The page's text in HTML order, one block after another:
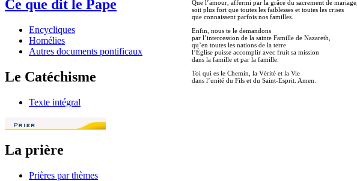
Ce que dit le Pape
Encycliques
Homélies
Autres documents pontificaux
Le Catéchisme
Texte intégral
La prière
Prières par thèmes
Que l’amour, affermi par la grâce du sacrement de mariage,
soit plus fort que toutes les faiblesses et toutes les crises
que connaissent parfois nos familles.
Enfin, nous te le demandons
par l’intercession de la sainte Famille de Nazareth,
qu’en toutes les nations de la terre
l’Église puisse accomplir avec fruit sa mission
dans la famille et par la famille.
Toi qui es le Chemin, la Vérité et la Vie
dans l’unité du Fils et du Saint-Esprit. Amen.